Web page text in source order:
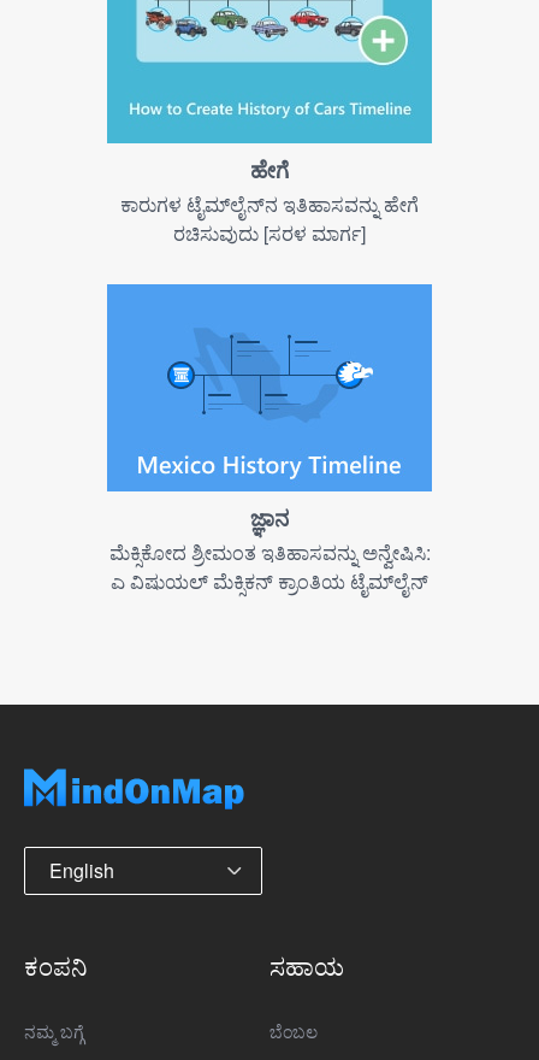
ಹೇಗೆ
ಕಾರುಗಳ ಟೈಮ್‌ಲೈನ್‌ನ ಇತಿಹಾಸವನ್ನು ಹೇಗೆ
ರಚಿಸುವುದು [ಸರಳ ಮಾರ್ಗ]
ಜ್ಞಾನ
ಮೆಕ್ಸಿಕೋದ ಶ್ರೀಮಂತ ಇತಿಹಾಸವನ್ನು ಅನ್ವೇಷಿಸಿ:
ಎ ವಿಷುಯಲ್ ಮೆಕ್ಸಿಕನ್ ಕ್ರಾಂತಿಯ ಟೈಮ್‌ಲೈನ್
English
ಕಂಪನಿ
ನಮ್ಮ ಬಗ್ಗೆ
ಸಹಾಯ
ಬೆಂಬಲ